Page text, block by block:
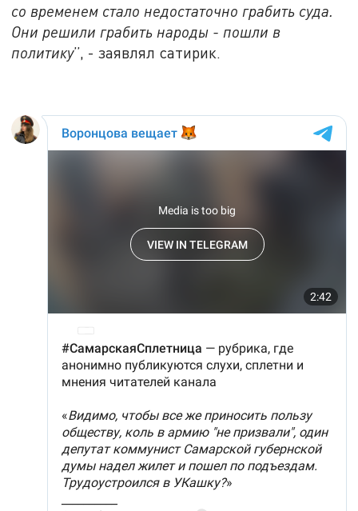
со временем стало недостаточно грабить суда.
Они решили грабить народы - пошли в
политику”, - заявлял сатирик.